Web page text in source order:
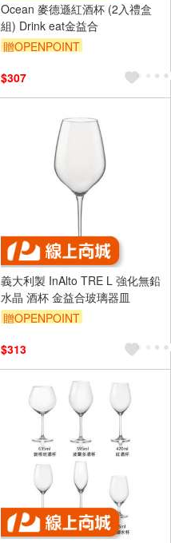
Ocean 麥德遜紅酒杯 (2入禮盒
組) Drink eat金益合
贈OPENPOINT
$307
義大利製 InAlto TRE L 強化無鉛
水晶 酒杯 金益合玻璃器皿
贈OPENPOINT
$313